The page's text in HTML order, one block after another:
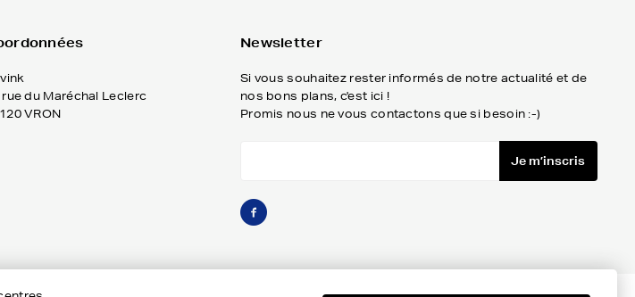
rue du Maréchal Leclerc
VRON
Newsletter
Si vous souhaitez rester informés de notre actualité et de
nos bons plans, c'est ici !
Promis nous ne vous contactons que si besoin :-)
Je m’inscris